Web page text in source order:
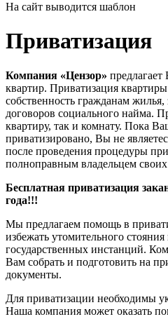
На сайт выводится шаблон
Приватизация
Компания «Цензор»
квартир. Приватизация квартиры
собственность гражданам
договоров социального найма.
квартиру, так и комнату. Пока
приватизировано, Вы не
после проведения процедуры
полноправным владельцем
Бесплатная приватизация
года!!!
Мы предлагаем помощь в
избежать утомительного
государственных инстанций.
Вам собрать и подготовить на
документы.
Для приватизации необходимы
Наша компания может оказать